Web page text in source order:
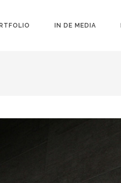
IN DE MEDIA